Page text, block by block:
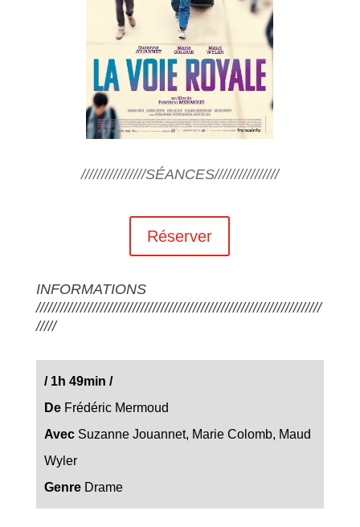
////////////////SÉANCES////////////////
Réserver
INFORMATIONS
///////////////////////////////////////////////////////////////////////
/////
/1h 49min /
De Frédéric Mermoud
Avec Suzanne Jouannet, Marie Colomb, Maud
Wyler
Genre Drame